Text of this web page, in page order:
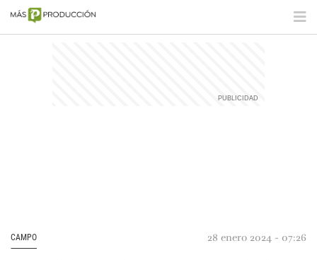
CAMPO 28 enero 2024 - 07:26